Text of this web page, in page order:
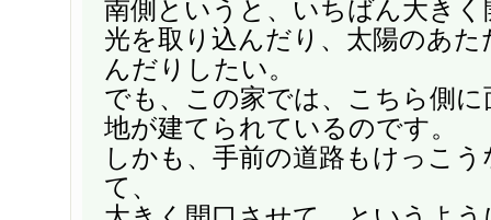
南側というと、いちばん大きく
光を取り込んだり、太陽のあ
んだりしたい。
でも、この家では、こちら側
地が建てられているのです。
しかも、手前の道路もけっこ
て、